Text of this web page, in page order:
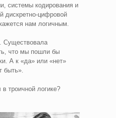
системы кодирования и
дискретно‑цифровой
нам логичным.
Существовала
что мы пошли бы
А к «да» или «нет»
быть».
троичной логике?